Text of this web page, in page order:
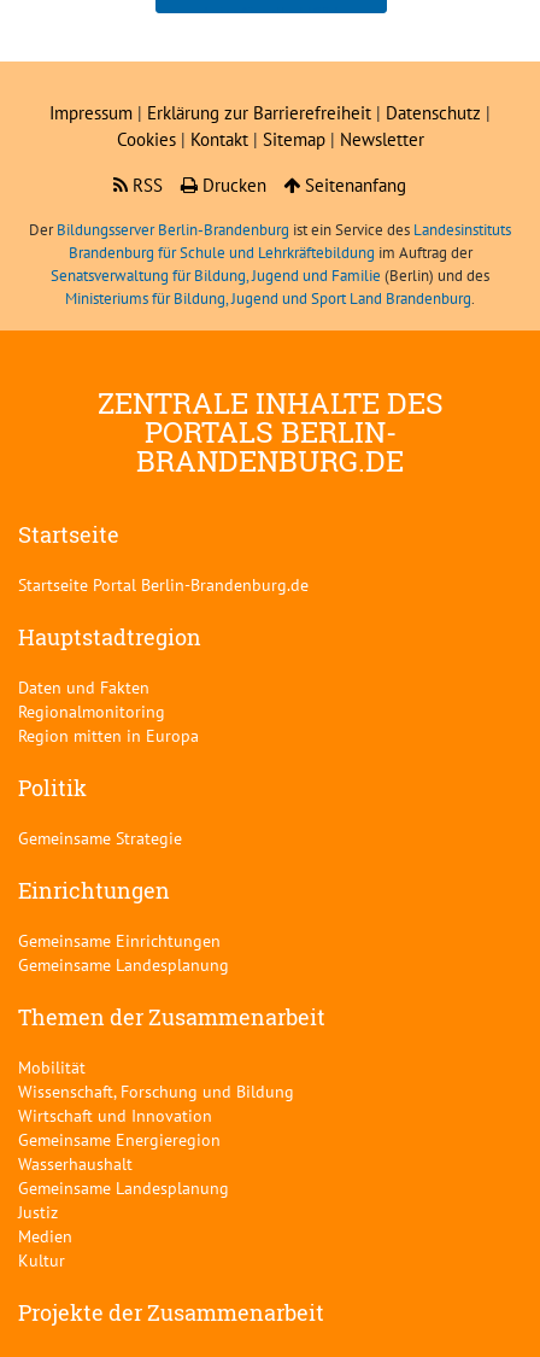
Anika Cichalla, LIBRA
Impressum | Erklärung zur Barrierefreiheit | Datenschutz |
Cookies| Kontakt | Sitemap| Newsletter
RSS
Drucken Seitenanfang
DerBildungsserver Berlin-Brandenburg ist ein Service des Landesinstituts
Brandenburg für Schule und Lehrkräftebildung im Auftrag der
Senatsverwaltung für Bildung, Jugend und Familie (Berlin) und des
Ministeriums für Bildung, Jugend und Sport Land Brandenburg.
ZENTRALE INHALTE DES
PORTALS BERLIN-
BRANDENBURG.DE
Startseite
Startseite Portal Berlin-Brandenburg.de
Hauptstadtregion
Daten und Fakten
Regionalmonitoring
Region mitten in Europa
Politik
Gemeinsame Strategie
Einrichtungen
Gemeinsame Einrichtungen
Gemeinsame Landesplanung
Themen der Zusammenarbeit
Mobilität
Wissenschaft, Forschung und Bildung
Wirtschaft und Innovation
Gemeinsame Energieregion
Wasserhaushalt
Gemeinsame Landesplanung
Justiz
Medien
Kultur
Projekte der Zusammenarbeit